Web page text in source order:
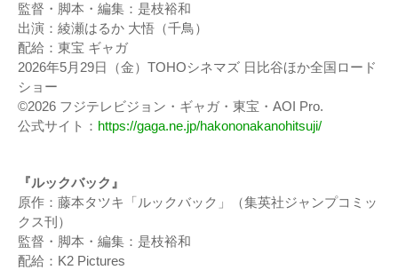
監督・脚本・編集：是枝裕和
出演：綾瀬はるか 大悟（千鳥）
配給：東宝 ギャガ
2026年5月29日（金）TOHOシネマズ 日比谷ほか全国ロード
ショー
©2026 フジテレビジョン・ギャガ・東宝・AOI Pro.
公式サイト： https://gaga.ne.jp/hakononakanohitsuji/
『ルックバック』
原作：藤本タツキ「ルックバック」（集英社ジャンプコミッ
クス刊）
監督・脚本・編集：是枝裕和
配給：K2 Pictures